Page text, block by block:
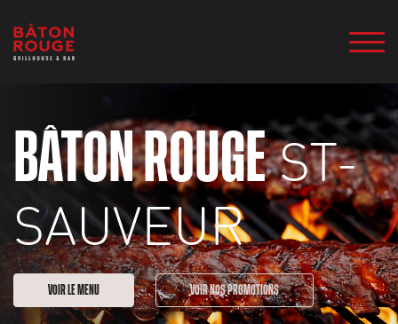
BÂTON ROUGEST-
SAUVEUR
VOIR LE MENU VOIR NOS PROMOTIONS